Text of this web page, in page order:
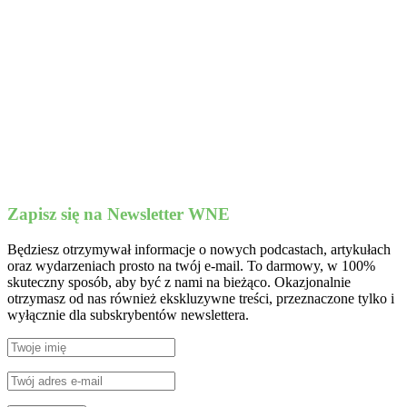
Zapisz się na Newsletter WNE
Będziesz otrzymywał informacje o nowych podcastach, artykułach
oraz wydarzeniach prosto na twój e-mail. To darmowy, w 100%
skuteczny sposób, aby być z nami na bieżąco. Okazjonalnie
otrzymasz od nas również ekskluzywne treści, przeznaczone tylko i
wyłącznie dla subskrybentów newslettera.